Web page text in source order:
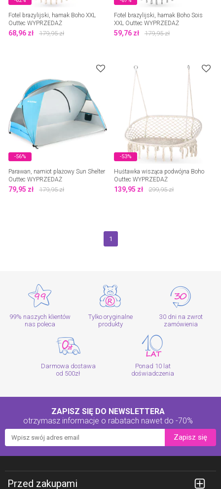
Fotel brazylijski, hamak Boho XXL
Outtec WYPRZEDAŻ
68,96 zł 179,95zł
Fotel brazylijski, hamak Boho Sois
XXL Outtec WYPRZEDAŻ
59,76 zł 179,95zł
-56%
Parawan, namiot plażowy Sun Shelter
Outtec WYPRZEDAŻ
79,95 zł 179,95zł
-53%
Huśtawka wisząca podwójna Boho
Outtec WYPRZEDAŻ
139,95 zł 299,95zł
1
99% naszych klientów
nas poleca
Tylko oryginalne
produkty
30 dni na zwrot
zamówienia
Darmowa dostawa
od 500zł
Ponad 10 lat
doświadczenia
ZAPISZ SIĘ DO NEWSLETTERA
otrzymasz informacje o rabatach nawet do -70%
Zapisz się
Przed zakupami